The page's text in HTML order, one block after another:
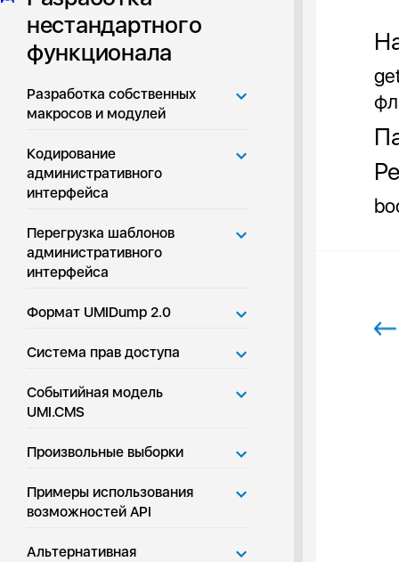
нестандартного
функционала
Разработка собственных
макросов и модулей
Кодирование
административного
интерфейса
Перегрузка шаблонов
административного
интерфейса
Формат UMIDump 2.0
Система прав доступа
Событийная модель
UMI.CMS
Произвольные выборки
Примеры использования
возможностей API
Альтернативная